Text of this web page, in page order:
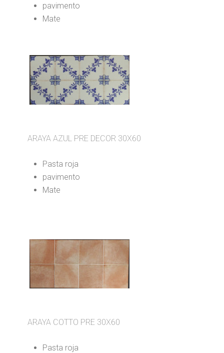
pavimento
Mate
ARAYA AZUL PRE DECOR 30X60
Pasta roja
pavimento
Mate
ARAYA COTTO PRE 30X60
Pasta roja